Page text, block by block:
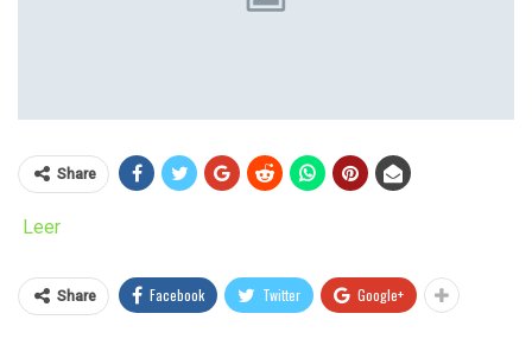
Share
Leer
Share Facebook Twitter Google+